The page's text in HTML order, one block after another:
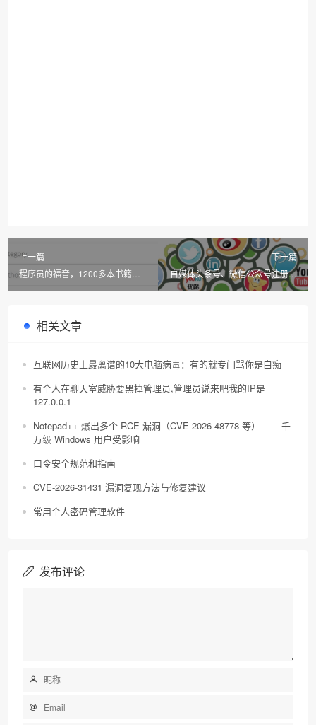
上一篇
程序员的福音，1200多本书籍在
下一篇
自媒体头条号、微信公众号注册数
量减半
相关文章
互联网历史上最离谱的10大电脑病毒：有的就专门骂你是白痴
有个人在聊天室威胁要黑掉管理员,管理员说来吧我的IP是
127.0.0.1
Notepad++ 爆出多个 RCE 漏洞（CVE-2026-48778 等）—— 千
万级 Windows 用户受影响
口令安全规范和指南
CVE-2026-31431 漏洞复现方法与修复建议
常用个人密码管理软件
发布评论